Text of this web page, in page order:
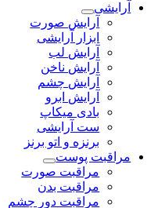
آرایشی
آرایش صورت
ابزار آرایشی
آرایش لب
آرایش ناخن
آرایش چشم
آرایش ابرو
بادی میکاپ
ست آرایشی
برنزه و اتو برنز
مراقبت پوست
مراقبت صورت
مراقبت بدن
مراقبت دور چشم